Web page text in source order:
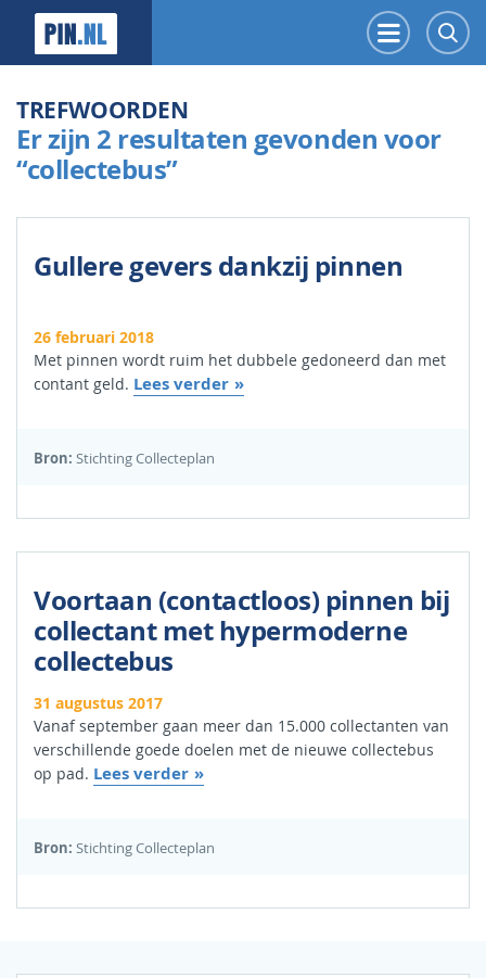
Menu
TREFWOORDEN
Er zijn 2 resultaten gevonden voor
“collectebus”
Gullere gevers dankzij pinnen
26 februari 2018
Met pinnen wordt ruim het dubbele gedoneerd dan met
contant geld. Lees verder
Bron: Stichting Collecteplan
Voortaan (contactloos) pinnen bij
collectant met hypermoderne
collectebus
31 augustus 2017
Vanaf september gaan meer dan 15.000 collectanten van
verschillende goede doelen met de nieuwe collectebus
op pad. Lees verder
Bron: Stichting Collecteplan